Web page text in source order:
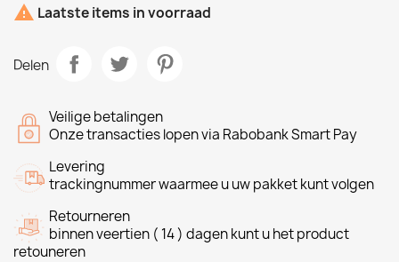
 Laatste items in voorraad
Delen
Veilige betalingen
Onze transacties lopen via Rabobank Smart Pay
Levering
trackingnummer waarmee u uw pakket kunt volgen
Retourneren
binnen veertien ( 14 ) dagen kunt u het product
retouneren